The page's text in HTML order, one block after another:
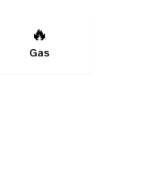
🔥
Gas